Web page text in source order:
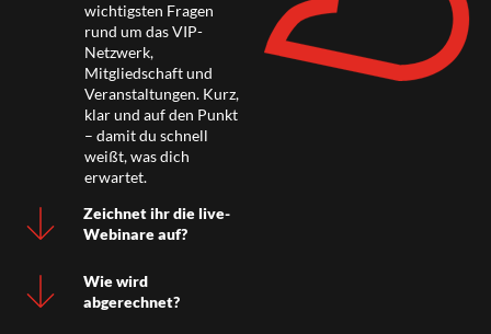
wichtigsten Fragen
rund um das VIP-
Netzwerk,
Mitgliedschaft und
Veranstaltungen. Kurz,
klar und auf den Punkt
– damit du schnell
weißt, was dich
erwartet.
Zeichnet ihr die live-
Webinare auf?
Wie wird
abgerechnet?